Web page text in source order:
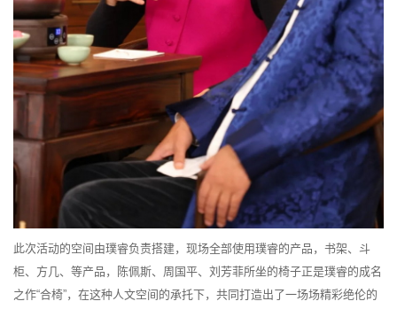
此次活动的空间由璞睿负责搭建，现场全部使用璞睿的产品，书架、斗
柜、方几、等产品，陈佩斯、周国平、刘芳菲所坐的椅子正是璞睿的成名
之作“合椅”，在这种人文空间的承托下，共同打造出了一场场精彩绝伦的